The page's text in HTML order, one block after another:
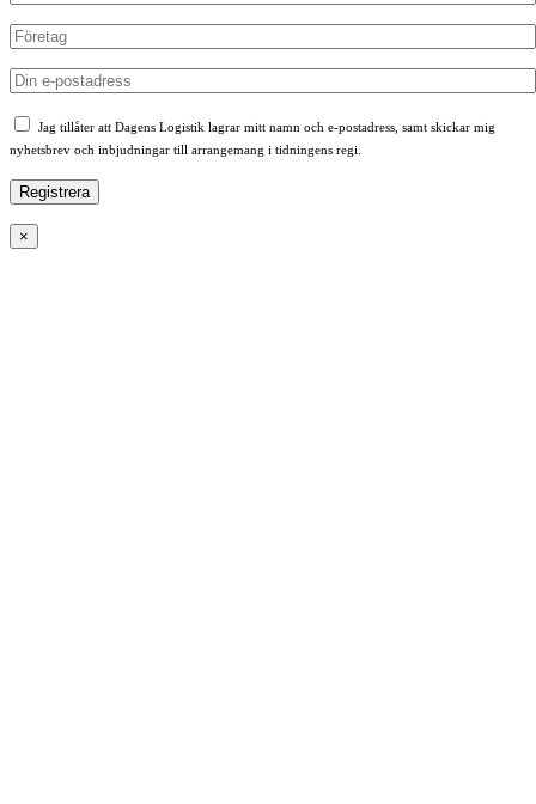
Jag tillåter att Dagens Logistik lagrar mitt namn och e-postadress, samt skickar mig
nyhetsbrev och inbjudningar till arrangemang i tidningens regi.
×